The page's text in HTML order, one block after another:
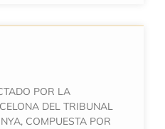
POR LA
DEL TRIBUNAL
COMPUESTA POR